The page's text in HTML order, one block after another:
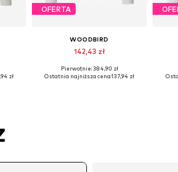
XXL
zł
OFERTA
WOODBIRD
142,43 zł
Dostępne rozmiary: M, L, XL
Pierwotnie: 384,90 zł
Ostatnia najniższa cena:137,94 zł